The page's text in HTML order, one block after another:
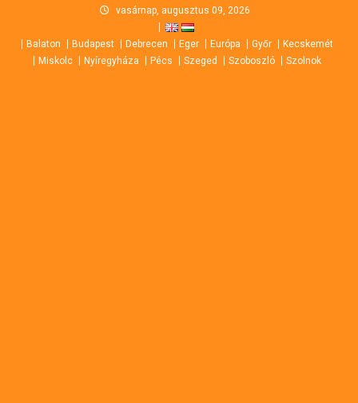
content
vasárnap, augusztus 09, 2026
Balaton Budapest Debrecen Eger Európa Győr
Kecskemét
Miskolc
Nyíregyháza Pécs Szeged Szoboszló Szolnok